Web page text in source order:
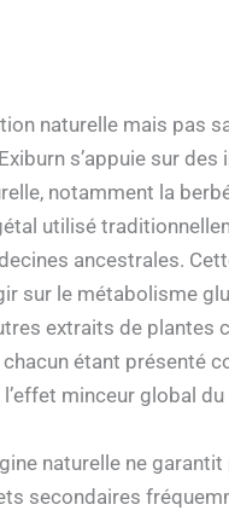
naturelle mais pas
s’appuie sur des
notamment la
utilisé
ancestrales.
sur le métabolisme
extraits de plantes
étant présenté
minceur global
naturelle ne garantit
secondaires